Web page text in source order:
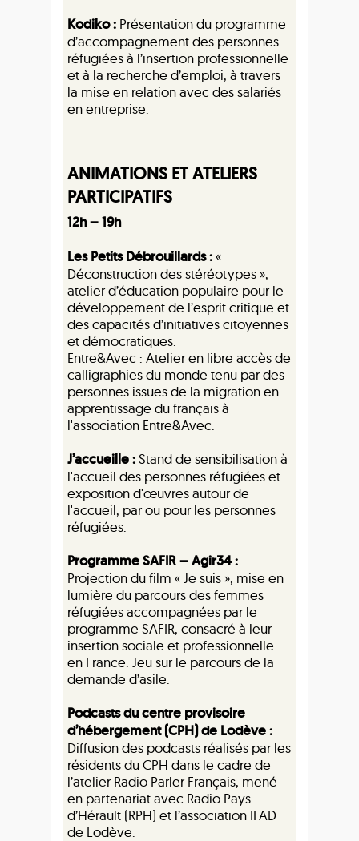
Kodiko : Présentation du programme
d’accompagnement des personnes
réfugiées à l’insertion professionnelle
et à la recherche d’emploi, à travers
la mise en relation avec des salariés
en entreprise.
ANIMATIONS ET ATELIERS
PARTICIPATIFS
12h – 19h
Les Petits Débrouillards :«
Déconstruction des stéréotypes »,
atelier d’éducation populaire pour le
développement de l’esprit critique et
des capacités d’initiatives citoyennes
et démocratiques.
Entre&Avec : Atelier en libre accès de
calligraphies du monde tenu par des
personnes issues de la migration en
apprentissage du français à
l'association Entre&Avec.
J’accueille :Stand de sensibilisation à
l'accueil des personnes réfugiées et
exposition d'œuvres autour de
l'accueil, par ou pour les personnes
réfugiées.
Programme SAFIR – Agir34 :
Projection du film « Je suis », mise en
lumière du parcours des femmes
réfugiées accompagnées par le
programme SAFIR, consacré à leur
insertion sociale et professionnelle
en France. Jeu sur le parcours de la
demande d’asile.
Podcasts du centre provisoire
d’hébergement (CPH) de Lodève :
Diffusion des podcasts réalisés par les
résidents du CPH dans le cadre de
l’atelier Radio Parler Français, mené
en partenariat avec Radio Pays
d’Hérault (RPH) et l’association IFAD
de Lodève.